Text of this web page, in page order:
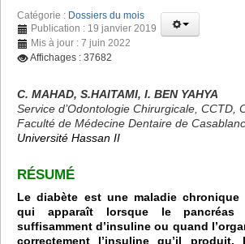
Catégorie : Dossiers du mois
Publication : 19 janvier 2019
Mis à jour : 7 juin 2022
Affichages : 37682
C. MAHAD, S.HAITAMI, I. BEN YAHYA
Service d’Odontologie Chirurgicale, CCTD,
Faculté de Médecine Dentaire de
Université Hassan II
RÉSUMÉ
Le diabète est une maladie chronique
qui apparaît lorsque le
suffisamment d’insuline ou quand
correctement l’insuline qu’il produit.